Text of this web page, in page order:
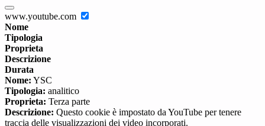
www.youtube.com
Nome
Tipologia
Proprieta
Descrizione
Durata
Nome: YSC
Tipologia: analitico
Proprieta: Terza parte
Descrizione: Questo cookie è impostato da YouTube per tenere
traccia delle visualizzazioni dei video incorporati.